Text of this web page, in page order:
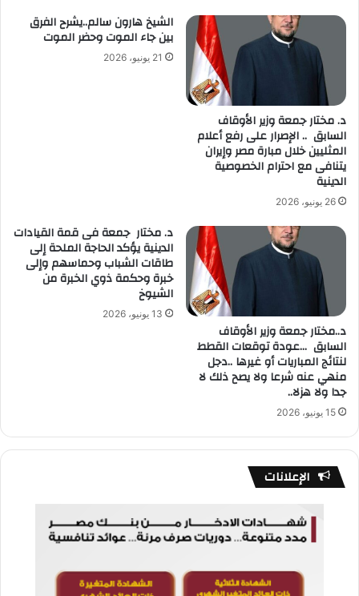
د. مختار جمعة وزير الأوقاف
السابق .. الإصرار على رفع أعلام
المثليين خلال مبارة مصر وإيران
يتنافى مع احترام الخصوصية
الدينية
26 يونيو، 2026
الشيخ هارون سالم..يشرح الفرق
بين جاء الموت وحضر الموت
21 يونيو، 2026
د..مختار جمعة وزير الأوقاف
السابق …عودة توقعات القطط
لنتائج المباريات أو غيرها ..دجل
منهي عنه شرعا ولا يصح ذلك لا
جدا ولا هزلا..
15 يونيو، 2026
د. مختار جمعة فى قمة القيادات
الدينية يؤكد الحاجة الملحة إلى
طاقات الشباب وحماسهم وإلى
خبرة وحكمة ذوي الخبرة من
الشيوخ
13 يونيو، 2026
الإعلانات